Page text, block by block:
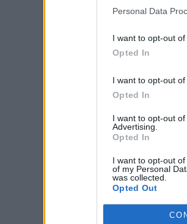
Personal Data
I want to opt-out
Opted In
I want to opt-out
Opted In
I want to opt-out
Advertising.
Opted In
I want to opt-out
of my Personal
was collected.
Opted Out